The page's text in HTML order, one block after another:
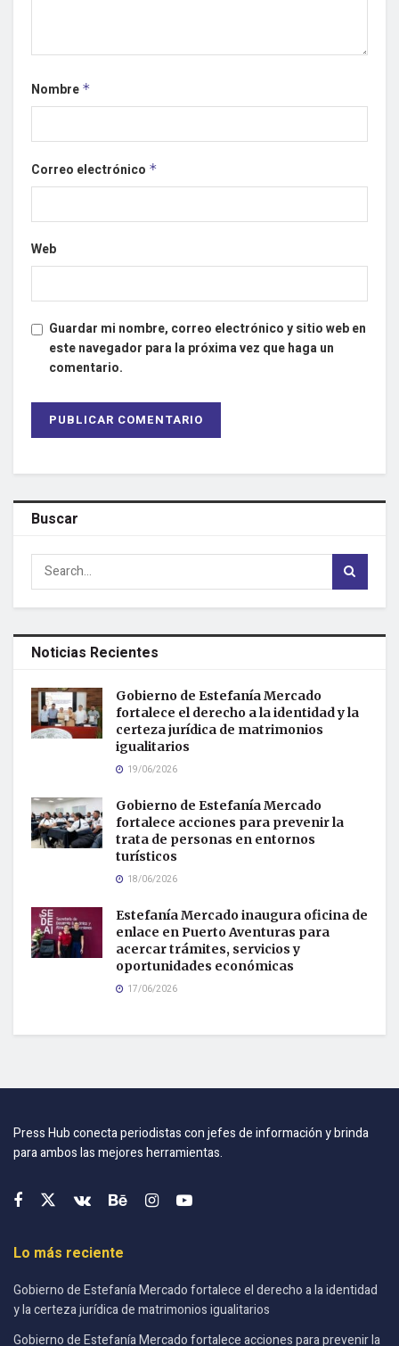
Nombre *
Correo electrónico *
Web
Guardar mi nombre, correo electrónico y sitio web en
este navegador para la próxima vez que haga un
comentario.
Buscar
Noticias Recientes
Gobierno de Estefanía Mercado
fortalece el derecho a la identidad y la
certeza jurídica de matrimonios
igualitarios
19/06/2026
Gobierno de Estefanía Mercado
fortalece acciones para prevenir la
trata de personas en entornos
turísticos
18/06/2026
Estefanía Mercado inaugura oficina de
enlace en Puerto Aventuras para
acercar trámites, servicios y
oportunidades económicas
17/06/2026
Press Hub conecta periodistas con jefes de información y brinda
para ambos las mejores herramientas.
Lo más reciente
Gobierno de Estefanía Mercado fortalece el derecho a la identidad
y la certeza jurídica de matrimonios igualitarios
Gobierno de Estefanía Mercado fortalece acciones para prevenir la